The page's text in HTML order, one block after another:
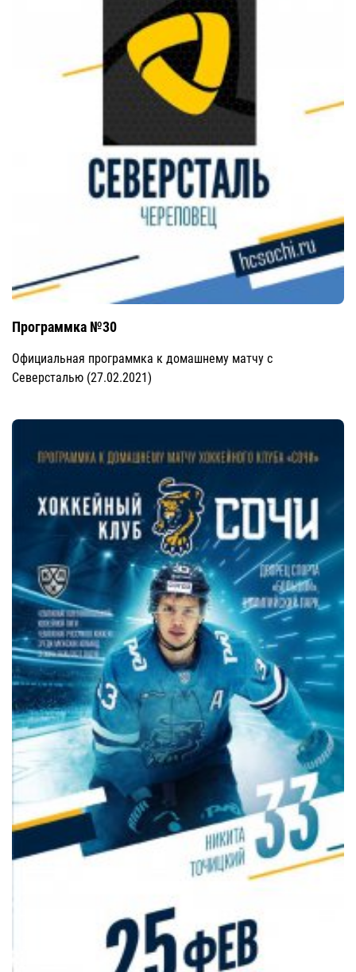
Программка №30
Официальная программка к домашнему матчу с
Северсталью (27.02.2021)